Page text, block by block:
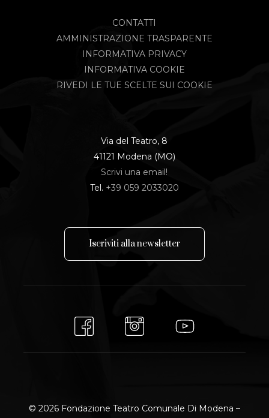
CONTATTI
AMMINISTRAZIONE TRASPARENTE
INFORMATIVA PRIVACY
INFORMATIVA COOKIE
RIVEDI LE TUE SCELTE SUI COOKIE
Via del Teatro, 8
41121 Modena (MO)
Scrivi una email!
Tel. +39 059 2033020
Iscriviti allanewsletter
© 2026 Fondazione Teatro Comunale Di Modena –